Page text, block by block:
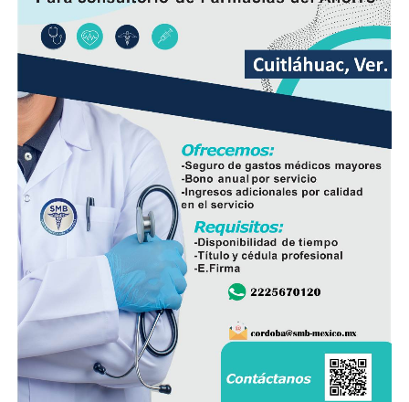
ciudadanía, demostrando con trabajo, resultados y
hechos que unidos hacemos de Fortín